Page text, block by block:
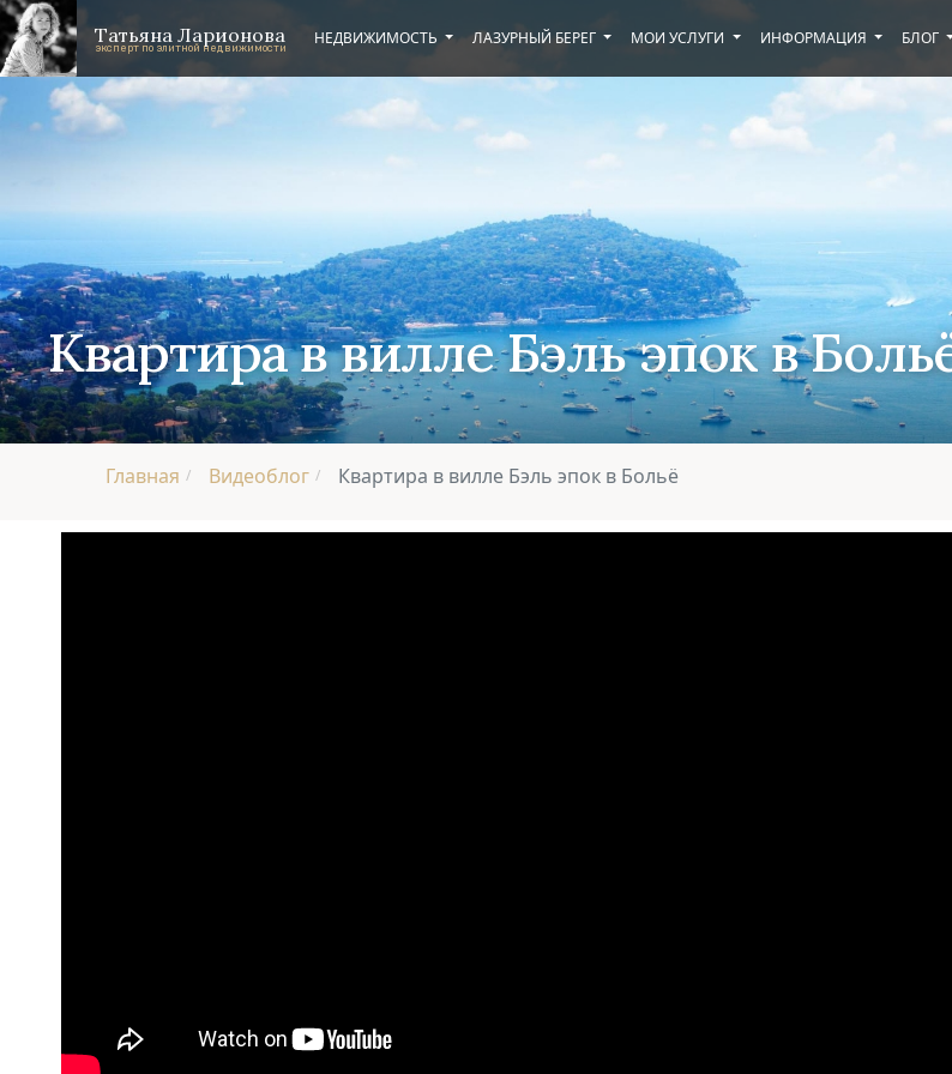
Перейти к основному содержанию
Skip to footer content
Татьяна Ларионова
эксперт по элитной недвижимости НЕДВИЖИМОСТЬ ЛАЗУРНЫЙ БЕРЕГ МОИ УСЛУГИ ИНФОРМАЦИЯ БЛОГ
Квартира в вилле Бэль эпок в
Главная / Видеоблог / Квартира в вилле Бэль эпок в Больё